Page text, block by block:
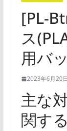
[PL-
ス
用バ
2023年6月20日
主な
関す